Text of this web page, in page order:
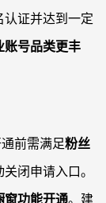
证并达到一定
账号品类更丰
前需满足粉丝
闭申请入口。
窗功能开通。建